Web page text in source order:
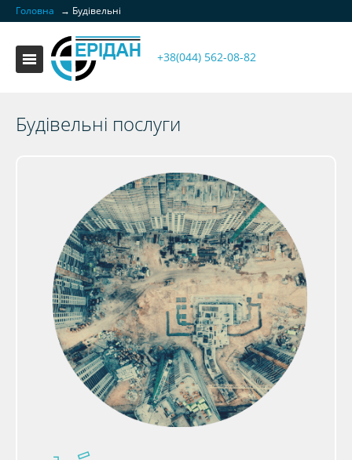
Головна → Будівельні
+38(044) 562-08-82
Будівельні послуги